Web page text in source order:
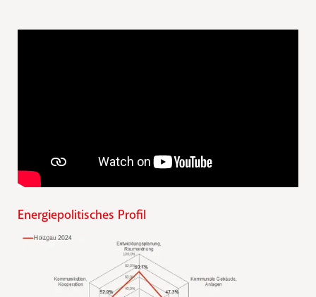
Energiepolitisches Profil